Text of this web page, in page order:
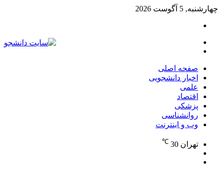
چهارشنبه, 5 آگوست 2026
صفحه اصلی
اخبار دانشجویی
علمی
اقتصاد
پزشکی
روانشناسی
وب و اینترنت
تهران 30
℃